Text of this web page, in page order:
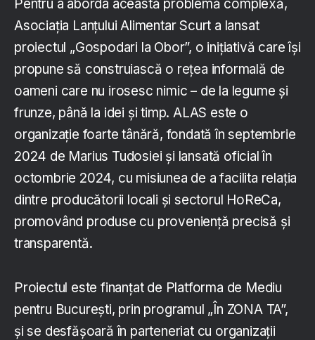
Pentru a aborda această problemă complexă,
Asociația Lanțului Alimentar Scurt a lansat
proiectul „Gospodari la Obor”, o inițiativă care își
propune să construiască o rețea informală de
oameni care nu irosesc nimic – de la legume și
frunze, până la idei și timp. ALAS este o
organizație foarte tânără, fondată în septembrie
2024 de Marius Tudosiei și lansată oficial în
octombrie 2024, cu misiunea de a facilita relația
dintre producătorii locali și sectorul HoReCa,
promovând produse cu proveniență precisă și
transparentă.
Proiectul este finanțat de Platforma de Mediu
pentru București, prin programul „În ZONA TA”,
și se desfășoară în parteneriat cu organizații